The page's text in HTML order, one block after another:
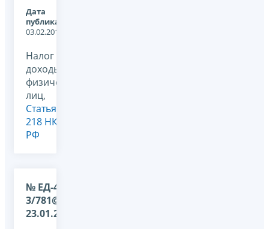
Дата
публикации:
03.02.2012
Налог на
доходы
физических
лиц,
Статья
218 НК
РФ
№ ЕД-4-
3/781@ от
23.01.2012